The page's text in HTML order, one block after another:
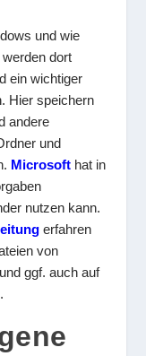
und wie
dort
ein wichtiger
Hier speichern
andere
und
Microsoft hat in
nutzen kann.
erfahren
von
ggf. auch auf